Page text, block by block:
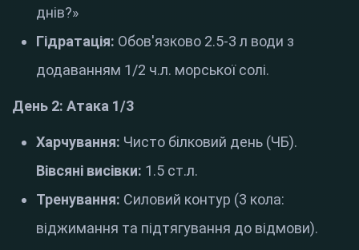
днів?»
Гідратація: Обов'язково 2.5-3 л води з
додаванням 1/2 ч.л. морської солі.
День 2: Атака 1/3
Харчування: Чисто білковий день (ЧБ).
Вівсяні висівки: 1.5 ст.л.
Тренування: Силовий контур (3 кола:
віджимання та підтягування до відмови).